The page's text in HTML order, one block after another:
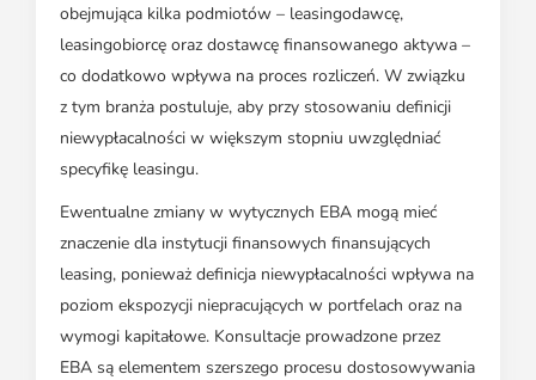
obejmująca kilka podmiotów – leasingodawcę,
leasingobiorcę oraz dostawcę finansowanego aktywa –
co dodatkowo wpływa na proces rozliczeń. W związku
z tym branża postuluje, aby przy stosowaniu definicji
niewypłacalności w większym stopniu uwzględniać
specyfikę leasingu.
Ewentualne zmiany w wytycznych EBA mogą mieć
znaczenie dla instytucji finansowych finansujących
leasing, ponieważ definicja niewypłacalności wpływa na
poziom ekspozycji niepracujących w portfelach oraz na
wymogi kapitałowe. Konsultacje prowadzone przez
EBA są elementem szerszego procesu dostosowywania